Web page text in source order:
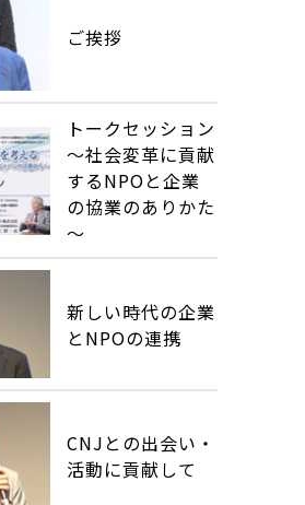
ご挨拶
トークセッション
～社会変革に貢献
するNPOと企業
の協業のありかた
～
新しい時代の企業
とNPOの連携
CNJとの出会い・
活動に貢献して